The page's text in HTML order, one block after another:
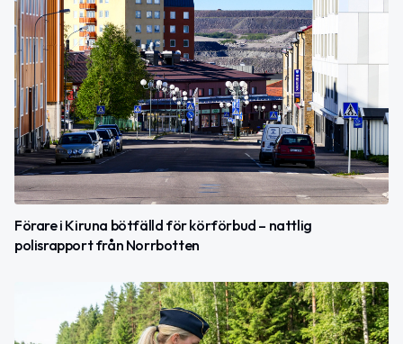
Förare i Kiruna bötfälld för körförbud – nattlig
polisrapport från Norrbotten